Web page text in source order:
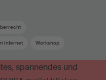
Internet Workshop